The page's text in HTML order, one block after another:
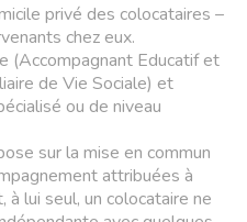
privé des colocataires –
chez eux.
(Accompagnant Educatif et
de Vie Sociale) et
ou de niveau
sur la mise en commun
attribuées à
à lui seul, un colocataire ne